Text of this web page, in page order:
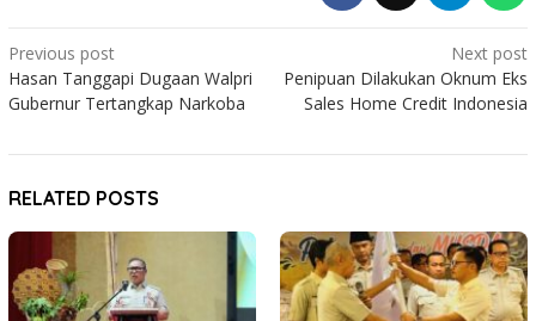
Post
navigation
Previous post
Hasan Tanggapi Dugaan Walpri
Gubernur Tertangkap Narkoba
Next post
Penipuan Dilakukan Oknum Eks
Sales Home Credit Indonesia
RELATED POSTS